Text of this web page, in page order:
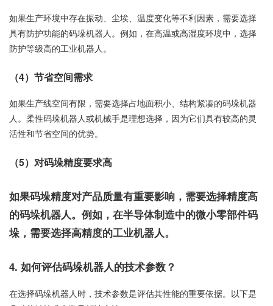
如果生产环境中存在振动、尘埃、温度变化等不利因素，需要选择
具有防护功能的码垛机器人。例如，在高温或高湿度环境中，选择
防护等级高的工业机器人。
（4）节省空间需求
如果生产线空间有限，需要选择占地面积小、结构紧凑的码垛机器
人。柔性码垛机器人或机械手是理想选择，因为它们具有较高的灵
活性和节省空间的优势。
（5）对码垛精度要求高
如果码垛精度对产品质量有重要影响，需要选择精度高
的码垛机器人。例如，在半导体制造中的微小零部件码
垛，需要选择高精度的工业机器人。
4. 如何评估码垛机器人的技术参数？
在选择码垛机器人时，技术参数是评估其性能的重要依据。以下是